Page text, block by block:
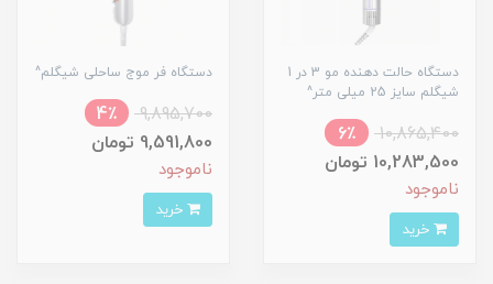
دستگاه حالت دهنده مو 3 در 1
شیگلم سایز 25 میلی متر^
10,865,400
6٪
10,283,500 تومان
ناموجود
دستگاه فر موج ساحلی شیگلم^
9,895,700
4٪
9,591,800 تومان
ناموجود